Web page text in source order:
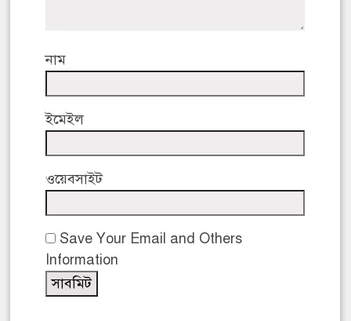
নাম
ইমেইল
ওয়েবসাইট
Save Your Email and Others
Information